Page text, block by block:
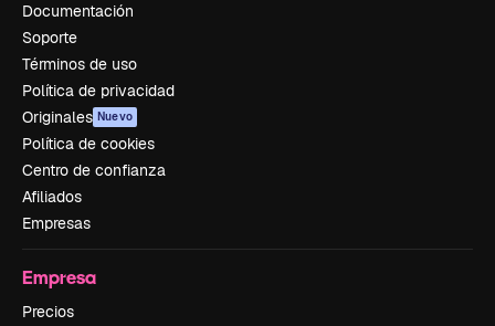
Documentación
Soporte
Términos de uso
Política de privacidad
Originales Nuevo
Política de cookies
Centro de confianza
Afiliados
Empresas
Empresa
Precios